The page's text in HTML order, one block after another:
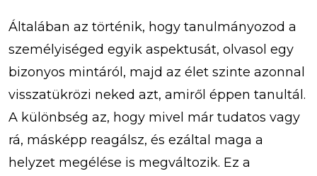
Általában az történik, hogy tanulmányozod a
személyiséged egyik aspektusát, olvasol egy
bizonyos mintáról, majd az élet szinte azonnal
visszatükrözi neked azt, amiről éppen tanultál.
A különbség az, hogy mivel már tudatos vagy
rá, másképp reagálsz, és ezáltal maga a
helyzet megélése is megváltozik. Ez a